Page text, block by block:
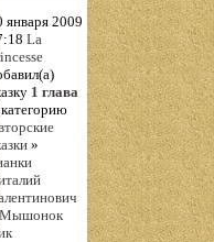
января 2009
La
1 глава
»
Мышонок